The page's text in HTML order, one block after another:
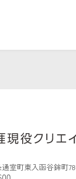
室町東入函谷鉾町